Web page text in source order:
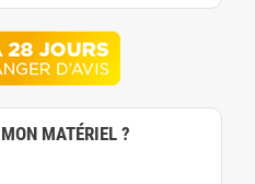
MATÉRIEL ?